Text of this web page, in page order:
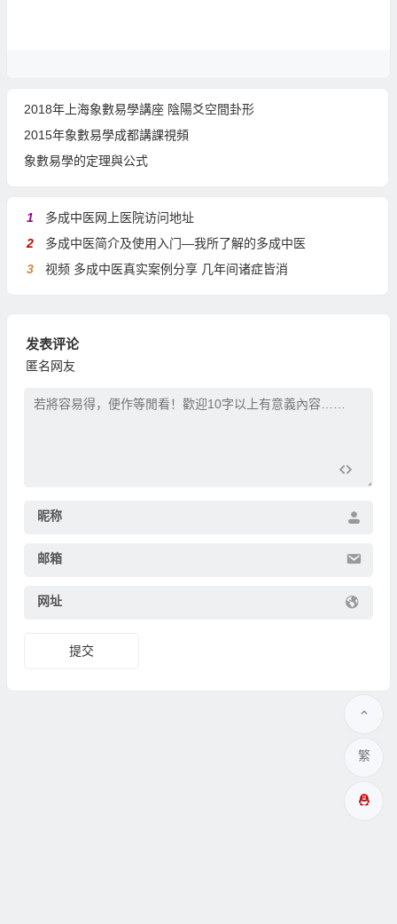
2018年上海象數易學講座 陰陽爻空間卦形
2015年象數易學成都講課視頻
象數易學的定理與公式
1
多成中医网上医院访问地址
2
多成中医简介及使用入门—我所了解的多成中医
3
视频 多成中医真实案例分享 几年间诸症皆消
发表评论
匿名网友
昵称
邮箱
网址
繁